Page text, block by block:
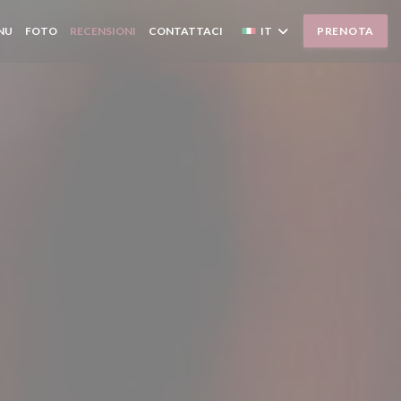
FOTO RECENSIONI CONTATTACI IT PRENOTA